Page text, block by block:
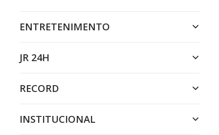
ENTRETENIMENTO
JR 24H
RECORD
INSTITUCIONAL